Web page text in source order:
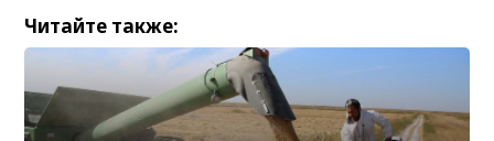
Читайте также: